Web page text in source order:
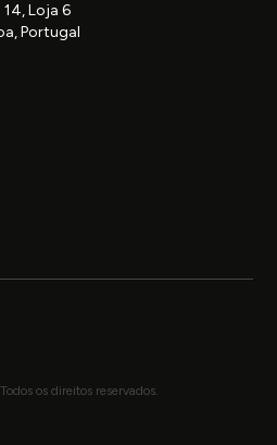
Loja 6
Portugal
os direitos reservados.